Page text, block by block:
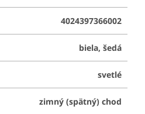
4024397366002
biela, šedá
svetlé
zimný (spätný) chod